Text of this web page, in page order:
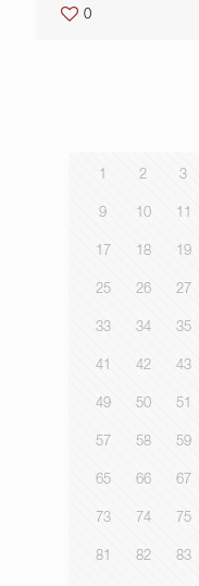
0
1 2 3
9 10 11
17 18 19
25 26 27
33 34 35
41 42 43
49 50 51
57 58 59
65 66 67
73 74 75
81 82 83